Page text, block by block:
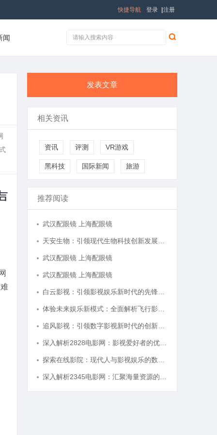
登录 注册
快捷导航
闻
发表文章
相关资讯
资讯 评测 VR游戏
黑科技 国际新闻 旅游
推荐阅读
武汉配眼镜 上海配眼镜
武汉配眼镜 上海配眼镜
武汉配眼镜 上海配眼镜